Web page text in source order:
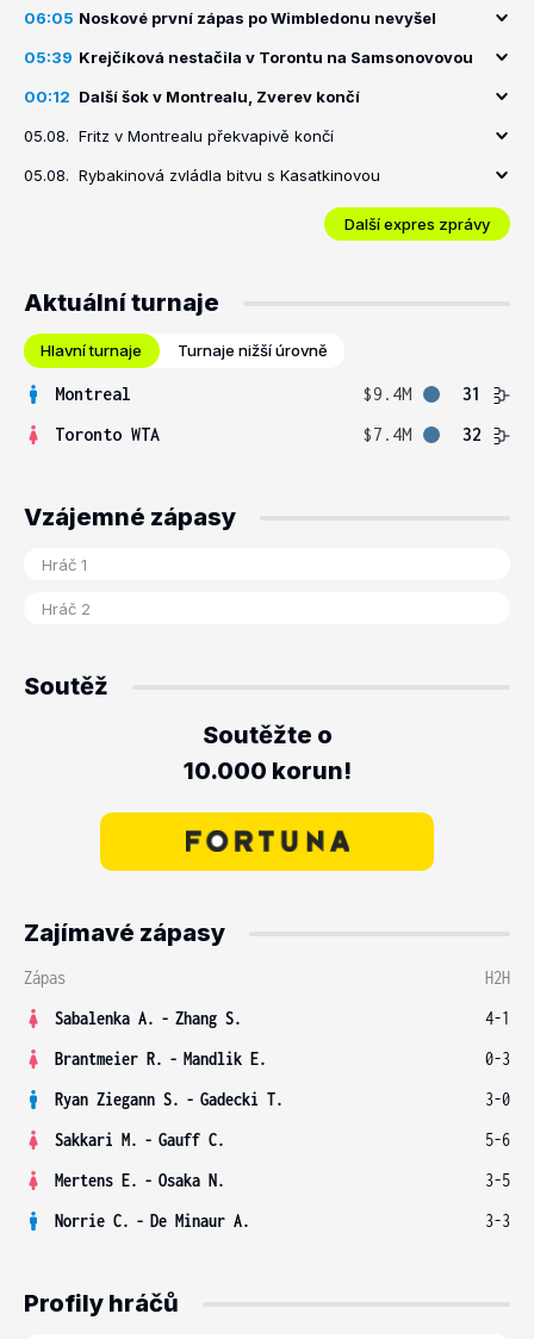
06:05 Noskové první zápas po Wimbledonu nevyšel
05:39 Krejčíková nestačila v Torontu na Samsonovovou
00:12 Další šok v Montrealu, Zverev končí
05.08. Fritz v Montrealu překvapivě končí
05.08. Rybakinová zvládla bitvu s Kasatkinovou
Další expres zprávy
Aktuální turnaje
Hlavní turnaje Turnaje nižší úrovně
Montreal $9.4M
31
Toronto WTA
$7.4M 32
Vzájemné zápasy
Soutěž
Soutěžte o
10.000 korun!
Zajímavé zápasy
Zápas
H2H
Sabalenka A. - Zhang S.
4-1
Brantmeier R. - Mandlik E.
0-3
Ryan Ziegann S. - Gadecki T.
3-0
Sakkari M. - Gauff C.
5-6
Mertens E. - Osaka N.
3-5
Norrie C. - De Minaur A. 3-3
Profily hráčů